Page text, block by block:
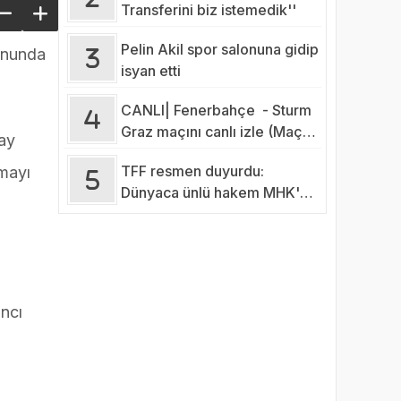
Transferini biz istemedik''
Pelin Akil spor salonuna gidip
isyan etti
CANLI| Fenerbahçe - Sturm
Graz maçını canlı izle (Maç
TFF resmen duyurdu:
Dünyaca ünlü hakem MHK'da